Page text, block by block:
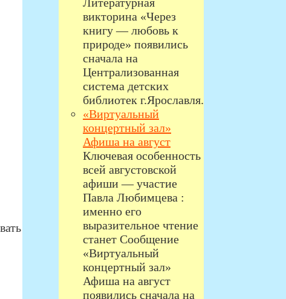
викторина «Через
книгу — любовь к
природе» появились
сначала на
Централизованная
система детских
библиотек г.Ярославля.
«Виртуальный
концертный зал»
Афиша на август
Ключевая особенность
всей августовской
афиши — участие
Павла Любимцева :
именно его
выразительное чтение
станет Сообщение
«Виртуальный
концертный зал»
Афиша на август
появились сначала на